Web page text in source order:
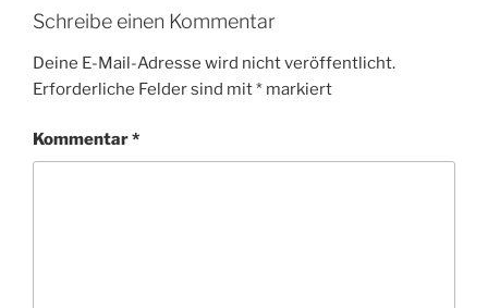
Schreibe einen Kommentar
Deine E-Mail-Adresse wird nicht veröffentlicht.
Erforderliche Felder sind mit* markiert
Kommentar*